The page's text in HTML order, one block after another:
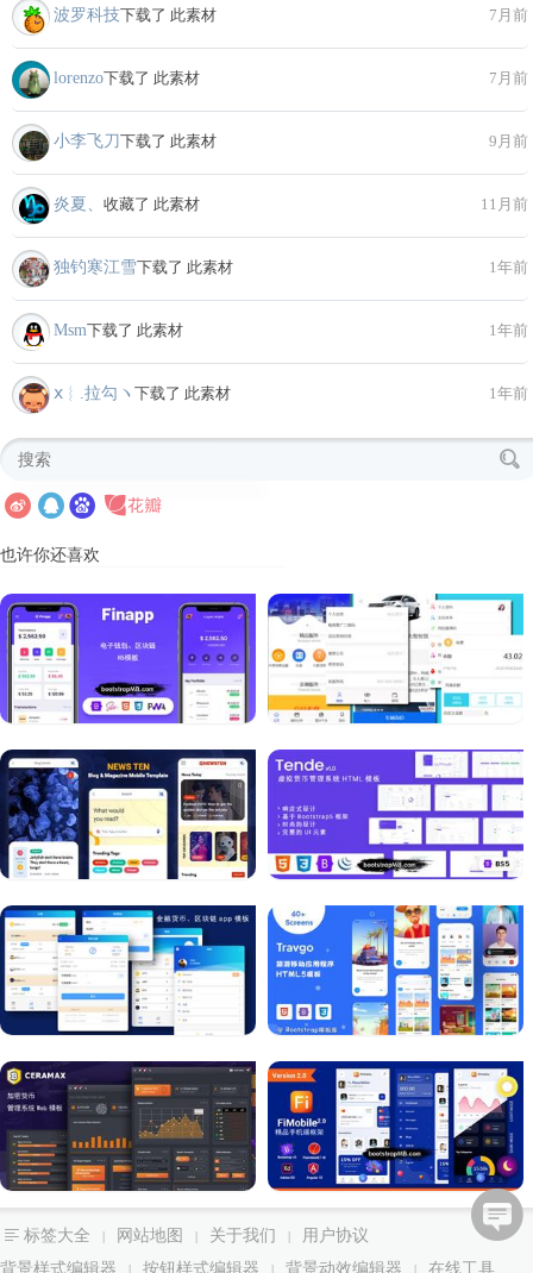
波罗科技下载了 此素材 7月前
lorenzo下载了 此素材 7月前
小李飞刀下载了 此素材 9月前
炎夏、 收藏了 此素材 11月前
独钓寒江雪下载了 此素材 1年前
Msm下载了 此素材 1年前
ⅹ︴.拉勾ヽ 下载了 此素材 1年前
也许你还喜欢
标签大全 | 网站地图 | 关于我们 |
用户协议
背景样式编辑器
| 按钮样式编辑器 | 背景动效编辑器 | 在线工具